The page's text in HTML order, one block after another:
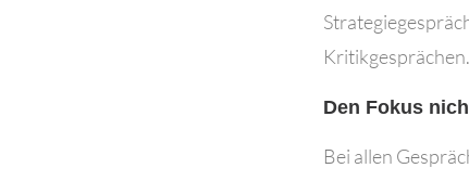
Kritikgesprächen.
Den Fokus
Bei allen